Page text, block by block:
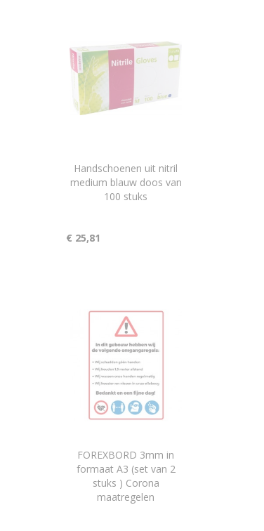
Handschoenen uit nitril
medium blauw doos van
100 stuks
€ 25,81
FOREXBORD 3mm in
formaat A3 (set van 2
stuks ) Corona
maatregelen